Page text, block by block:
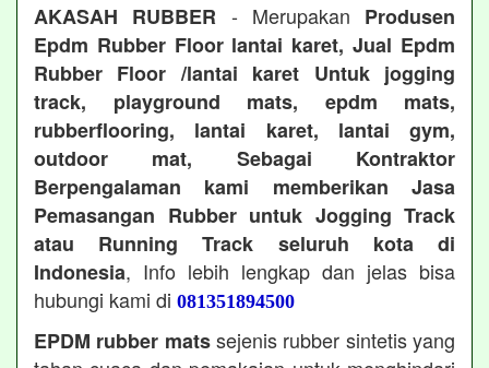
AKASAH RUBBER - Merupakan Produsen
Epdm Rubber Floor lantai karet, Jual Epdm
Rubber Floor /lantai karet Untuk jogging
track, playground mats, epdm mats,
rubberflooring, lantai karet, lantai gym,
outdoor mat, Sebagai Kontraktor
Berpengalaman kami memberikan Jasa
Pemasangan Rubber untuk Jogging Track
atau Running Track seluruh kota di
Indonesia, Info lebih lengkap dan jelas bisa
hubungi kami di 081351894500
EPDM rubber matssejenis rubber sintetis yang